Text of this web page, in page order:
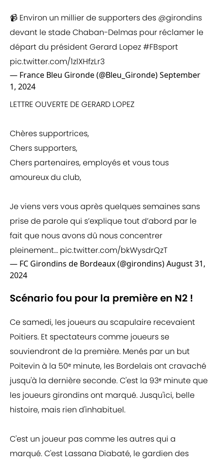
📹 Environ un millier de supporters des ⁦ @girondins
devant le stade Chaban-Delmas pour réclamer le
départ du président Gerard Lopez#FBsport
pic.twitter.com/1zlXHfzLr3
— France Bleu Gironde (@Bleu_Gironde)September
1, 2024
LETTRE OUVERTE DE GERARD LOPEZ
Chères supportrices,
Chers supporters,
Chers partenaires, employés et vous tous
amoureux du club,
Je viens vers vous après quelques semaines sans
prise de parole qui s’explique tout d’abord par le
fait que nous avons dû nous concentrer
pleinement… pic.twitter.com/bkWysdrQzT
— FC Girondins de Bordeaux (@girondins)August 31,
2024
Scénario fou pour la première en N2 !
Ce samedi, les joueurs au scapulaire recevaient
Poitiers. Et spectateurs comme joueurs se
souviendront de la première. Menés par un but
Poitevin à la 50ᵉ minute, les Bordelais ont cravaché
jusqu'à la dernière seconde. C'est la 93ᵉ minute que
les joueurs girondins ont marqué. Jusqu'ici, belle
histoire, mais rien d'inhabituel.
C'est un joueur pas comme les autres qui a
marqué. C'est Lassana Diabaté, le gardien des